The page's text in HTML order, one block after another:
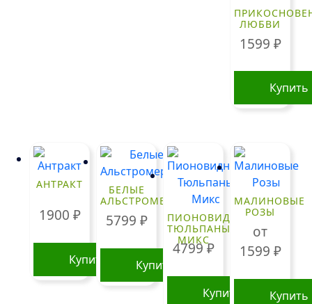
ЛЮБВИ
1599 ₽
Купить
АНТРАКТ
1900 ₽
Купить
БЕЛЫЕ
АЛЬСТРОМЕРИИ
5799 ₽
Купить
ПИОНОВИДНЫЕ
ТЮЛЬПАНЫ
МИКС
4799₽
Купить
МАЛИНОВЫЕ
РОЗЫ
от
1599 ₽
Купить